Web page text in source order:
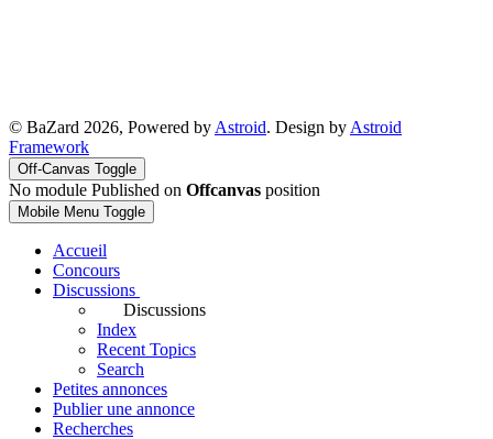
© BaZard 2026, Powered by Astroid. Design by Astroid
Framework
Off-Canvas Toggle
No module Published on Offcanvas position
Mobile Menu Toggle
Accueil
Concours
Discussions
Discussions
Index
Recent Topics
Search
Petites annonces
Publier une annonce
Recherches